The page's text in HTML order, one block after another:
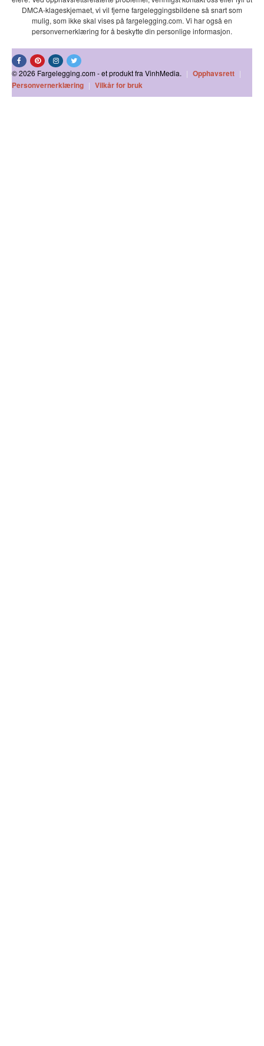
DMCA-klageskjemaet, vi vil fjerne fargeleggingsbildene så snart som
mulig, som ikke skal vises på fargelegging.com. Vi har også en
personvernerklæring for å beskytte din personlige informasjon.
© 2026 Fargelegging.com - et produkt fra VinhMedia. | Opphavsrett |
Personvernerklæring | Vilkår for bruk